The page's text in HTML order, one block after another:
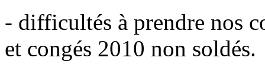
- difficultés à prendre nos
et congés 2010 non soldés.